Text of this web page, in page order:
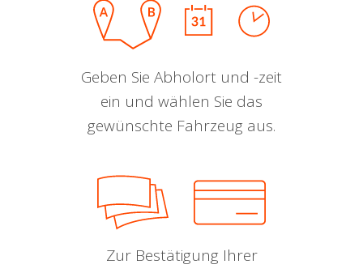
Geben Sie Abholort und -zeit
ein und wählen Sie das
gewünschte Fahrzeug aus.
Zur Bestätigung Ihrer